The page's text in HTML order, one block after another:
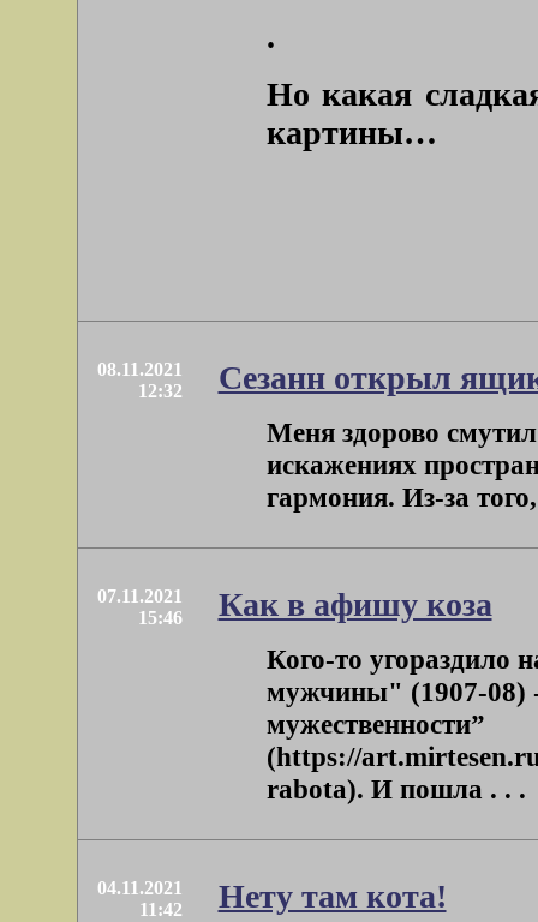
.
Но какая
картины…
08.11.2021
12:32
Сезанн открыл
Меня здорово
искажениях
гармония. Из-за
07.11.2021
15:46
Как в афишу коза
Кого-то
мужчины" (1907-08) -
мужественности”
(https://
rabota). И пошла . . .
04.11.2021
11:42
Нету там кота!